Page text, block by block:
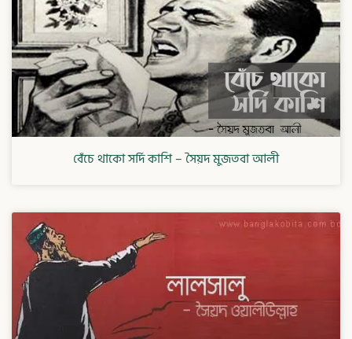
বেঁচে থাকো সর্দি কাশি – সৈয়দ মুজতবা আলী